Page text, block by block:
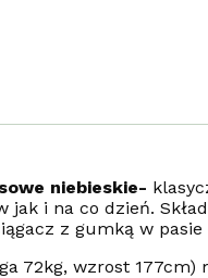
niebieskie-
jak i na co dzień.
z gumką w
72kg, wzrost 177cm)